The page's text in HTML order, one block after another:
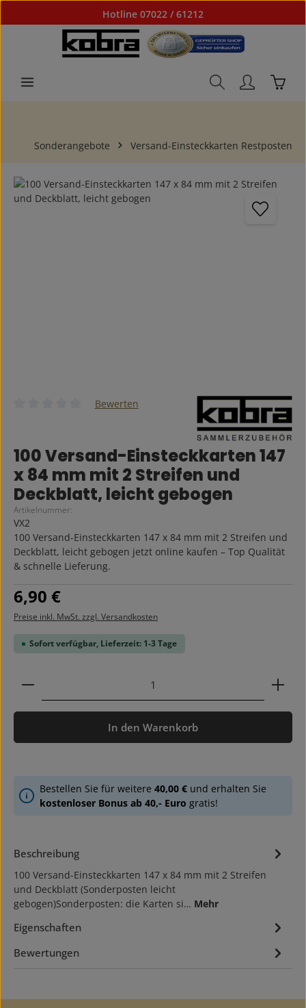
Zum Hauptinhalt springenHotline 07022 / 61212
Sonderangebote Versand-Einsteckkarten Restposten
Bildergalerie überspringen
Durchschnittliche Bewertung von 0 von 5 Sternen
Bewerten
100 Versand-Einsteckkarten 147
x 84 mm mit 2 Streifen und
Deckblatt, leicht gebogen
Artikelnummer:
VX2
100 Versand-Einsteckkarten 147 x 84 mm mit 2 Streifen und
Deckblatt, leicht gebogen jetzt online kaufen – Top Qualität
& schnelle Lieferung.
Regulärer Preis:
6,90 €
Preise inkl. MwSt. zzgl. Versandkosten
Sofort verfügbar, Lieferzeit: 1-3 Tage
Produkt Anzahl: Gib den gewünschten Wert ein
In den Warenkorb
Bestellen Sie für weitere 40,00 € und erhalten Sie
kostenloser Bonus ab 40,- Euro gratis!
Beschreibung
100 Versand-Einsteckkarten 147 x 84 mm mit 2 Streifen
und Deckblatt (Sonderposten leicht
gebogen)Sonderposten: die Karten si… Mehr
Eigenschaften
Bewertungen